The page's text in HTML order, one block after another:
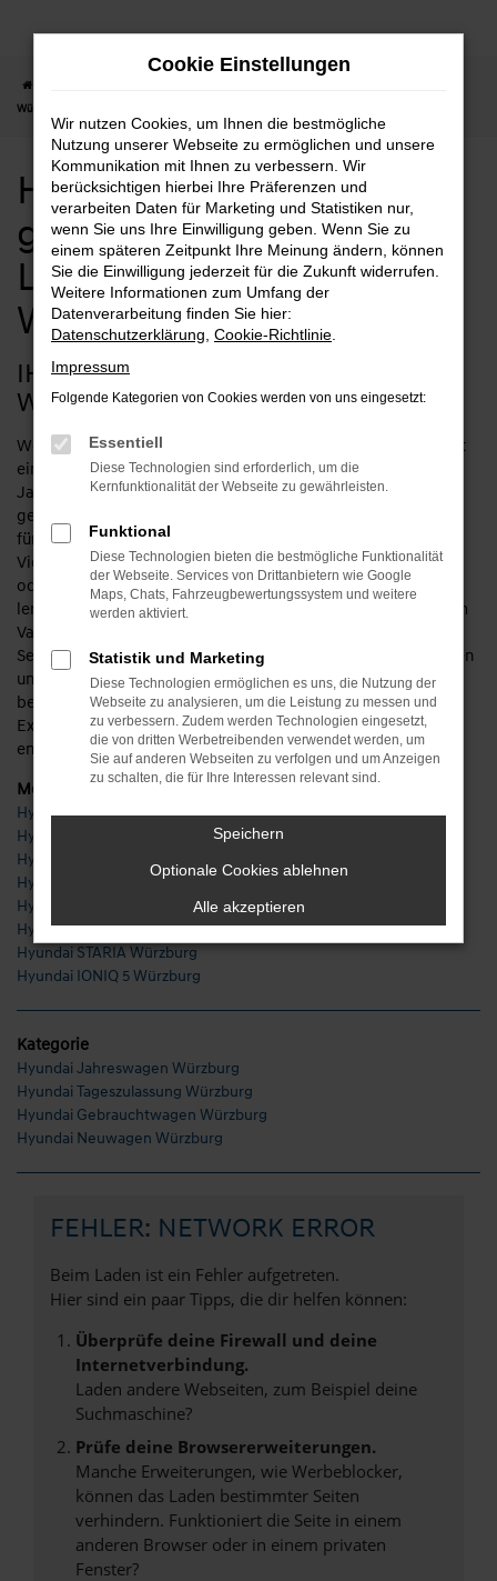
Zum
springen
Würzburg
Hyundai in Würzburg
günstig kaufen |
Lieferservice nach
Würzburg
IHR HYUNDAI MACHT SIE MOBIL IN
WÜRZBURG
Wer viel in Würzburg und Umgebung unterwegs ist, benötigt
ein zuverlässiges Fahrzeug. Hyundai bewegt sich seit
Jahrzehnten auf höchstem Niveau und ist eine der
gefragtesten Automobilhersteller. Die Modelle von Hyundai
für Würzburg zeichnen sich unter anderem durch ihre
Vielseitigkeit. Sie entscheiden, ob Sie lieber einen Kleinst-
oder Kleinwagen durch den belebten Innenstadtverkehr
lenken oder sich mit Kompakt- oder Mittelklasse bzw. einem
Van oder SUV eine Extraportion an Platz gönnen. Wir von
Seifert Automobile beschäftigen uns seit 1932 mit Fahrzeugen
und sind seit vielen Jahren in Würzburg bzw. der Umgebung
beheimatet. Zudem verstehen wir uns als ausgewiesene
Experten für die Marke Hyundai und verfügen über eine
entsprechend hohe Fachkompetenz.
Modelle
Hyundai i10 Würzburg
Hyundai i20 Würzburg
Hyundai i30 Würzburg
Hyundai KONA Würzburg
Hyundai SANTA FE Würzburg
Hyundai TUCSON Würzburg
Hyundai STARIA Würzburg
Hyundai IONIQ 5 Würzburg
Kategorie
Hyundai Jahreswagen Würzburg
Hyundai Tageszulassung Würzburg
Hyundai Gebrauchtwagen Würzburg
Hyundai Neuwagen Würzburg
FEHLER: NETWORK ERROR
Beim Laden ist ein Fehler aufgetreten.
Hier sind ein paar Tipps, die dir helfen können:
Überprüfe deine Firewall und deine
Internetverbindung.
Laden andere Webseiten, zum Beispiel deine
Suchmaschine?
Prüfe deine Browsererweiterungen.
Manche Erweiterungen, wie Werbeblocker,
können das Laden bestimmter Seiten
verhindern. Funktioniert die Seite in einem
anderen Browser oder in einem privaten
Fenster?
Cookie Einstellungen
Wir nutzen Cookies, um Ihnen die bestmögliche
Nutzung unserer Webseite zu ermöglichen und unsere
Kommunikation mit Ihnen zu verbessern. Wir
berücksichtigen hierbei Ihre Präferenzen und
verarbeiten Daten für Marketing und Statistiken nur,
wenn Sie uns Ihre Einwilligung geben. Wenn Sie zu
einem späteren Zeitpunkt Ihre Meinung ändern, können
Sie die Einwilligung jederzeit für die Zukunft widerrufen.
Weitere Informationen zum Umfang der
Datenverarbeitung finden Sie hier:
Datenschutzerklärung Cookie-Richtlinie
Impressum
Folgende Kategorien von Cookies werden von uns eingesetzt:
Essentiell
Diese Technologien sind erforderlich, um die
Kernfunktionalität der Webseite zu gewährleisten.
Funktional
Diese Technologien bieten die bestmögliche Funktionalität
der Webseite. Services von Drittanbietern wie Google
Maps, Chats, Fahrzeugbewertungssystem und weitere
werden aktiviert.
Statistik und Marketing
Diese Technologien ermöglichen es uns, die Nutzung der
Webseite zu analysieren, um die Leistung zu messen und
zu verbessern. Zudem werden Technologien eingesetzt,
die von dritten Werbetreibenden verwendet werden, um
Sie auf anderen Webseiten zu verfolgen und um Anzeigen
zu schalten, die für Ihre Interessen relevant sind.
Speichern
Optionale Cookies ablehnen
Alle akzeptieren